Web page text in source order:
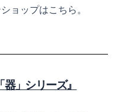
ョップはこちら。
」シリーズ』